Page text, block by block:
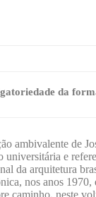
da
ambivalente de
universitária e
da arquitetura
nos anos
caminho, neste